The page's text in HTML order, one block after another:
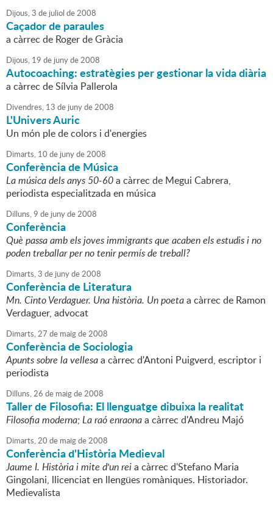
Dijous,3 de juliol de2008
Caçador de paraules
a càrrec de Roger de Gràcia
Dijous, 19 de junyde2008
Autocoaching: estratègies per gestionar la vida diària
a càrrec de Sílvia Pallerola
Divendres, 13 de junyde2008
L'Univers Auric
Un món ple de colors i d'energies
Dimarts, 10 de junyde2008
Conferència de Música
La música dels anys 50-60a càrrec de Megui Cabrera,
periodista especialitzada en música
Dilluns,9 de junyde2008
Conferència
Què passa amb els joves immigrants que acaben els estudis i no
poden treballar per no tenir permís de treball?
Dimarts,3 de junyde2008
Conferència de Literatura
Mn. Cinto Verdaguer. Una història. Un poetaa càrrec de Ramon
Verdaguer, advocat
Dimarts,27 de maigde2008
Conferència de Sociologia
Apunts sobre la vellesaa càrrec d'Antoni Puigverd, escriptor i
periodista
Dilluns,26 de maigde2008
Taller de Filosofia: El llenguatge dibuixa la realitat
Filosofia moderna; La raó enraonaa càrrec d'Andreu Majó
Dimarts,20 de maigde2008
Conferència d'Història Medieval
Jaume I. Història i mite d'un reia càrrec d'Stefano Maria
Gingolani, llicenciat en llengües romàniques. Historiador.
Medievalista